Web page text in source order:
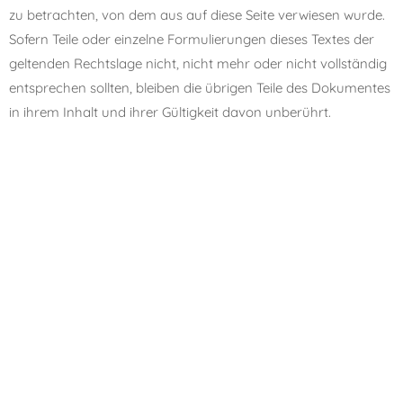
zu betrach­ten, von dem aus auf diese Seite ver­wie­sen wurde.
Sofern Teile oder ein­zelne Formulierungen die­ses Textes der
gel­ten­den Rechtslage nicht, nicht mehr oder nicht voll­stän­dig
ent­spre­chen soll­ten, blei­ben die übri­gen Teile des Dokumentes
in ihrem Inhalt und ihrer Gültigkeit davon unberührt.